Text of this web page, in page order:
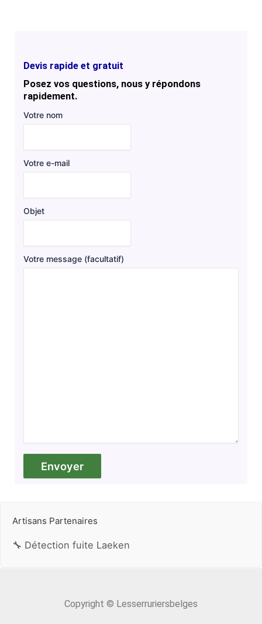
Devis rapide et gratuit
Posez vos questions, nous y répondons
rapidement.
Votre nom
Votre e-mail
Objet
Votre message (facultatif)
Artisans Partenaires
🔧 Détection fuite Laeken
Copyright © Lesserruriersbelges